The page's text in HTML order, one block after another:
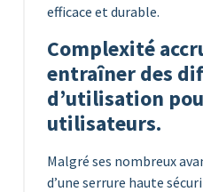
efficace et durable.
Complexité
entraîner des
d’utilisation
utilisateurs.
Malgré ses nombreux
d’une serrure haute